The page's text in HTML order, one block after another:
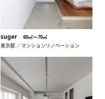
suger 60㎡〜70㎡
東京都 ／マンションリノベーション